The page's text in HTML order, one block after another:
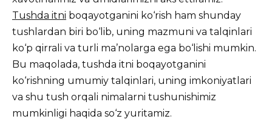
Tushda itni boqayotganini ko‘rish ham shunday
tushlardan biri bo‘lib, uning mazmuni va talqinlari
ko‘p qirrali va turli ma’nolarga ega bo‘lishi mumkin.
Bu maqolada, tushda itni boqayotganini
ko‘rishning umumiy talqinlari, uning imkoniyatlari
va shu tush orqali nimalarni tushunishimiz
mumkinligi haqida so‘z yuritamiz.